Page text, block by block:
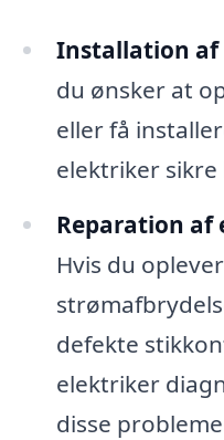
Installation af
du ønsker at
eller få
elektriker
Reparation af
Hvis du
defekte
elektriker
disse